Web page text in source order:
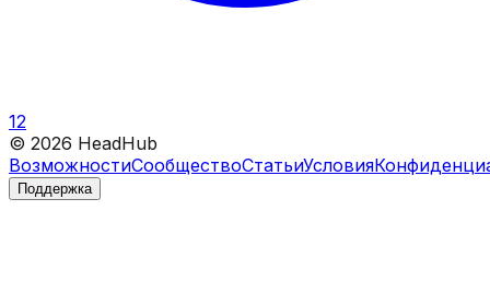
12
© 2026 HeadHub
ВозможностиСообществоСтатьиУсловия
Поддержка